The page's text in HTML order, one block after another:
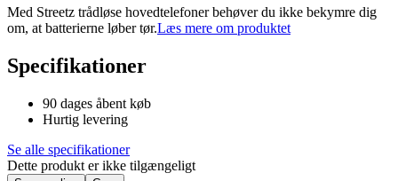
Med Streetz trådløse hovedtelefoner behøver du ikke bekymre dig
om, at batterierne løber tør.Læs mere om produktet
Specifikationer
90 dages åbent køb
Hurtig levering
Se alle specifikationer
Dette produkt er ikke tilgængeligt